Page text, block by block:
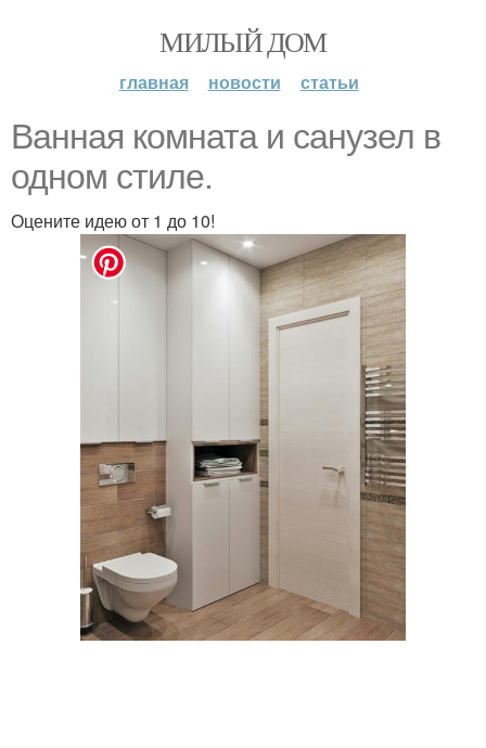
МИЛЫЙ ДОМ
главная новости статьи
Ванная комната и санузел в
одном стиле.
Оцените идею от 1 до 10!